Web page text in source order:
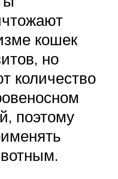
кошек
но
количество
поэтому